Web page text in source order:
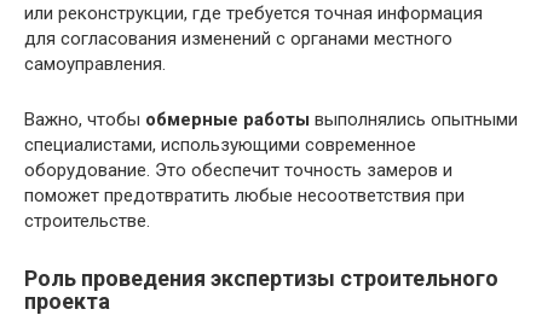
или реконструкции, где требуется точная информация
для согласования изменений с органами местного
самоуправления.
Важно, чтобы обмерные работы выполнялись опытными
специалистами, использующими современное
оборудование. Это обеспечит точность замеров и
поможет предотвратить любые несоответствия при
строительстве.
Роль проведения экспертизы строительного
проекта